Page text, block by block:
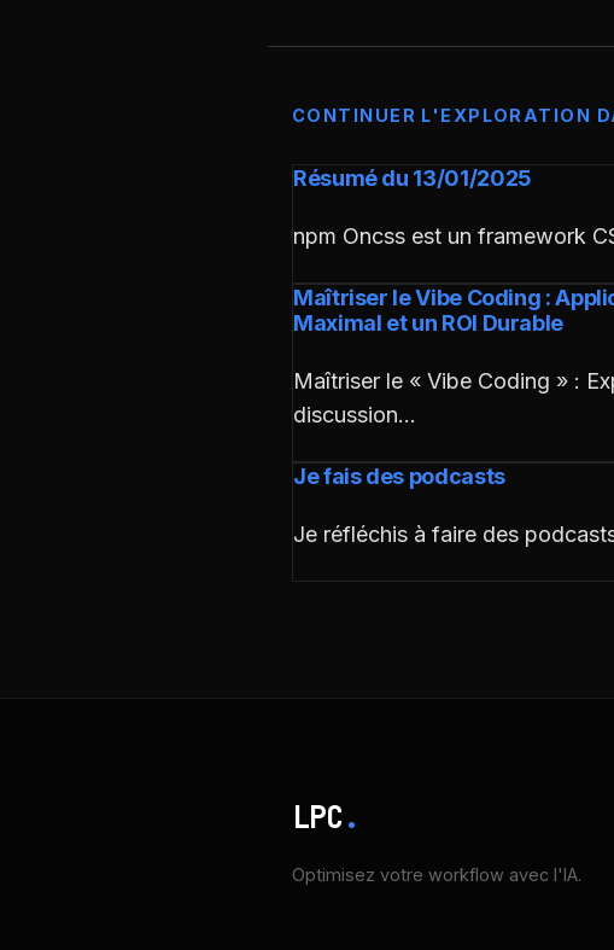
CONTINUER L'EXPLORATION
Résumé du 13/01/2025
npm Oncss est un framework
Maîtriser le Vibe Coding :
Maximal et un ROI Durable
Maîtriser le « Vibe Coding » :
discussion…
Je fais des podcasts
Je réfléchis à faire des
LPC.
Optimisez votre workflow avec l'IA.